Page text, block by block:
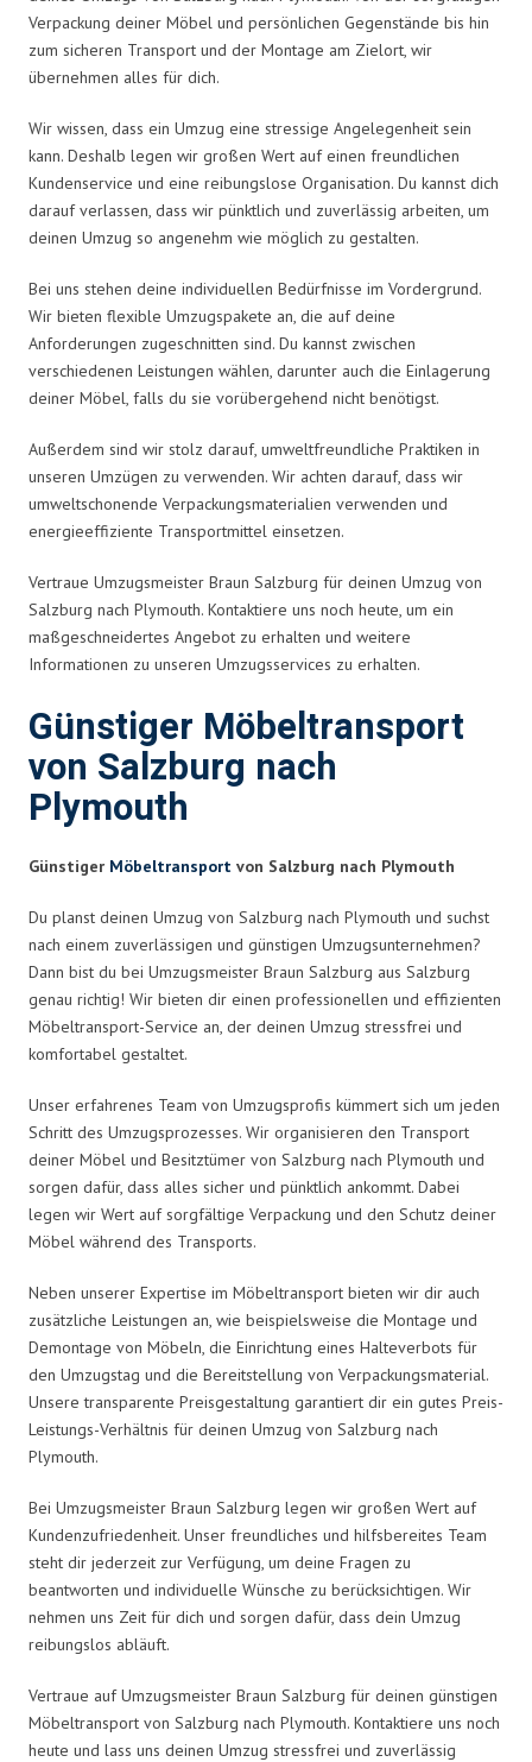
Verpackung deiner Möbel und persönlichen Gegenstände bis hin
zum sicheren Transport und der Montage am Zielort, wir
übernehmen alles für dich.
Wir wissen, dass ein Umzug eine stressige Angelegenheit sein
kann. Deshalb legen wir großen Wert auf einen freundlichen
Kundenservice und eine reibungslose Organisation. Du kannst dich
darauf verlassen, dass wir pünktlich und zuverlässig arbeiten, um
deinen Umzug so angenehm wie möglich zu gestalten.
Bei uns stehen deine individuellen Bedürfnisse im Vordergrund.
Wir bieten flexible Umzugspakete an, die auf deine
Anforderungen zugeschnitten sind. Du kannst zwischen
verschiedenen Leistungen wählen, darunter auch die Einlagerung
deiner Möbel, falls du sie vorübergehend nicht benötigst.
Außerdem sind wir stolz darauf, umweltfreundliche Praktiken in
unseren Umzügen zu verwenden. Wir achten darauf, dass wir
umweltschonende Verpackungsmaterialien verwenden und
energieeffiziente Transportmittel einsetzen.
Vertraue Umzugsmeister Braun Salzburg für deinen Umzug von
Salzburg nach Plymouth. Kontaktiere uns noch heute, um ein
maßgeschneidertes Angebot zu erhalten und weitere
Informationen zu unseren Umzugsservices zu erhalten.
Günstiger Möbeltransport
von Salzburg nach
Plymouth
Günstiger Möbeltransport von Salzburg nach Plymouth
Du planst deinen Umzug von Salzburg nach Plymouth und suchst
nach einem zuverlässigen und günstigen Umzugsunternehmen?
Dann bist du bei Umzugsmeister Braun Salzburg aus Salzburg
genau richtig! Wir bieten dir einen professionellen und effizienten
Möbeltransport-Service an, der deinen Umzug stressfrei und
komfortabel gestaltet.
Unser erfahrenes Team von Umzugsprofis kümmert sich um jeden
Schritt des Umzugsprozesses. Wir organisieren den Transport
deiner Möbel und Besitztümer von Salzburg nach Plymouth und
sorgen dafür, dass alles sicher und pünktlich ankommt. Dabei
legen wir Wert auf sorgfältige Verpackung und den Schutz deiner
Möbel während des Transports.
Neben unserer Expertise im Möbeltransport bieten wir dir auch
zusätzliche Leistungen an, wie beispielsweise die Montage und
Demontage von Möbeln, die Einrichtung eines Halteverbots für
den Umzugstag und die Bereitstellung von Verpackungsmaterial.
Unsere transparente Preisgestaltung garantiert dir ein gutes Preis-
Leistungs-Verhältnis für deinen Umzug von Salzburg nach
Plymouth.
Bei Umzugsmeister Braun Salzburg legen wir großen Wert auf
Kundenzufriedenheit. Unser freundliches und hilfsbereites Team
steht dir jederzeit zur Verfügung, um deine Fragen zu
beantworten und individuelle Wünsche zu berücksichtigen. Wir
nehmen uns Zeit für dich und sorgen dafür, dass dein Umzug
reibungslos abläuft.
Vertraue auf Umzugsmeister Braun Salzburg für deinen günstigen
Möbeltransport von Salzburg nach Plymouth. Kontaktiere uns noch
heute und lass uns deinen Umzug stressfrei und zuverlässig